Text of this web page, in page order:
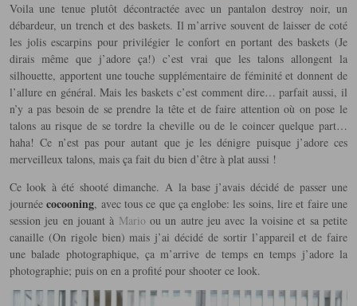
Voila une tenue plutôt décontractée avec un pantalon destroy noir, un
débardeur, un trench et des baskets. Il m’arrive souvent de laisser de coté
les jolis escarpins pour privilégier le confort en portant des baskets (Je
dirais même que j’adore ça!) c’est vrai que les talons allongent la
silhouette, apportent une touche supplémentaire de féminité et donnent de
l’allure en général. Mais les baskets c’est comment dire… parfait aussi, il
n’y a pas besoin de se prendre la tête et de faire attention où on pose le
talons au risque de se tordre la cheville ou de le coincer quelque part…
haha! Ce n’est pas pour autant que je les dénigre puisque j’adore ces
merveilleux talons, mais ça fait du bien d’être à plat aussi !
Ce look à été shooté dimanche. A la base j’avais décidé de passer une
journéecocooning, avec tous ce que ça englobe: les soins, lire et faire une
session jeu en jouant à Marioou un autre jeu avec la voisine et sa petite
canaille (On rigole bien) mais j’ai décidé de sortir l’appareil et de faire
une balade photographique, ça m’arrive de temps en temps j’adore la
photographie; puis on en a profité pour shooter ce look.